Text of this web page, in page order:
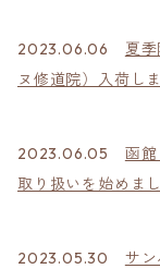
2023.06.06 夏
ヌ修道院）入荷しま
2023.06.05 函
取り扱いを始めまし
2023.05.30 サ